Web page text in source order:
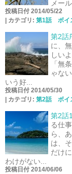
メー
投稿日付 2014/05/22
カテゴリ: 第1話 ボイ
第2話
に、
しい
「無
ゃな
いう好...
投稿日付 2014/05/30
カテゴリ: 第2話 ボイ
第2話
る仕
ら、
は、
だけ
わけがない...
投稿日付 2014/06/06